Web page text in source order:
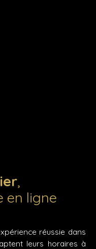
,
en ligne
réussie dans
leurs horaires à